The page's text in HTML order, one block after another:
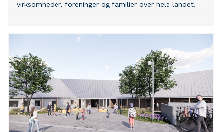
virksomheder, foreninger og familier over hele landet.